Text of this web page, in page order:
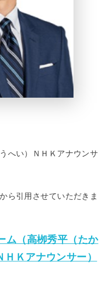
へい）ＮＨＫアナウンサ
ら引用させていただきま
ム（高栁秀平（たか
Ｋアナウンサー）